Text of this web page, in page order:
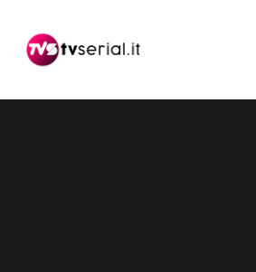
navigazione
contenuto
barra
primaria